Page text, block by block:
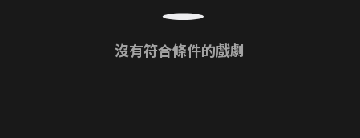
沒有符合條件的戲劇